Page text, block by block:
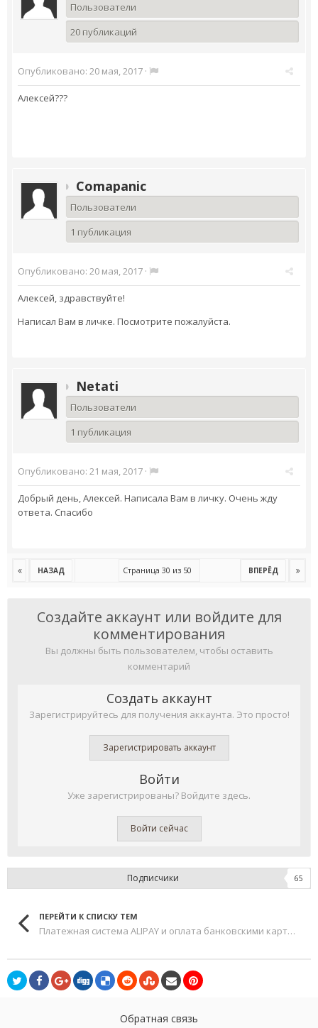
Пользователи
20 публикаций
Опубликовано: 20 мая, 2017 ·
Алексей???
Comapanic
Пользователи
1 публикация
Опубликовано: 20 мая, 2017 ·
Алексей, здравствуйте!
Написал Вам в личке. Посмотрите пожалуйста.
Netati
Пользователи
1 публикация
Опубликовано: 21 мая, 2017 ·
Добрый день, Алексей. Написала Вам в личку. Очень жду
ответа. Спасибо
НАЗАД ВПЕРЁД
Страница 30 из 50
Создайте аккаунт или войдите для
комментирования
Вы должны быть пользователем, чтобы оставить
комментарий
Создать аккаунт
Зарегистрируйтесь для получения аккаунта. Это просто!
Зарегистрировать аккаунт
Войти
Уже зарегистрированы? Войдите здесь.
Войти сейчас
Подписчики 65
ПЕРЕЙТИ К СПИСКУ ТЕМ
Платежная система ALIPAY и оплата банковскими картами
Обратная связь